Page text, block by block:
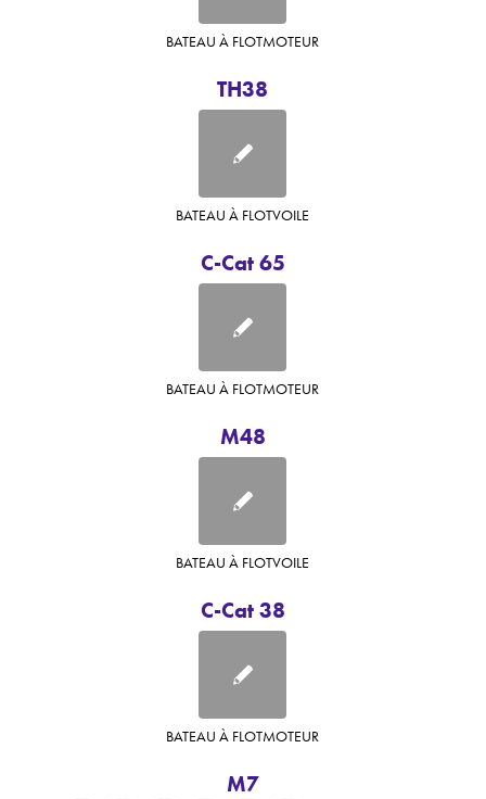
TH38
BATEAU À FLOTMOTEUR
C-Cat 65
BATEAU À FLOTVOILE
M48
BATEAU À FLOTMOTEUR
C-Cat 38
BATEAU À FLOTVOILE
M7
BATEAU À FLOTMOTEUR